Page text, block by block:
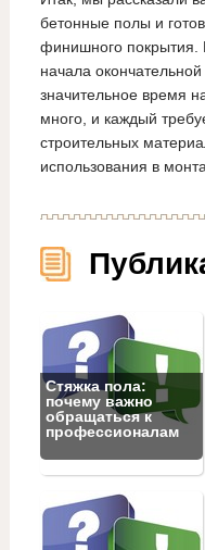
бетонные полы и
финишного покрытия.
начала
значительное время
много, и каждый
строительных
использования в
Стяжка пола:
почему важно
обращаться к
профессионалам